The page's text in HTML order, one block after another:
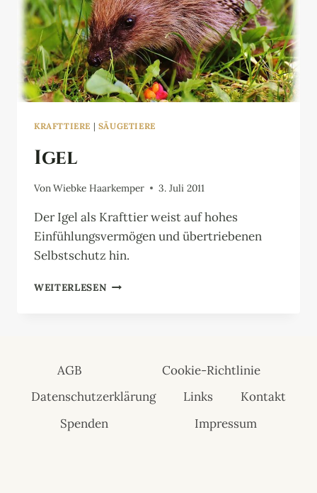
KRAFTTIERE | SÄUGETIERE
Igel
VonWiebke Haarkemper 3. Juli 2011
Der Igel als Krafttier weist auf hohes
Einfühlungsvermögen und übertriebenen
Selbstschutz hin.
WEITERLESEN IGEL
AGB
Cookie-Richtlinie
Datenschutzerklärung
Links
Kontakt
Spenden
Impressum